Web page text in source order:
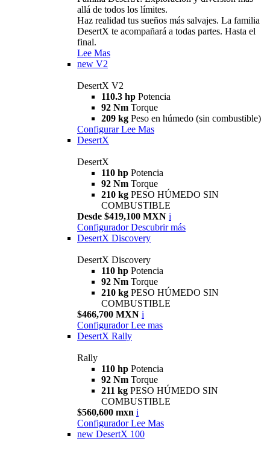
allá de todos los límites.
Haz realidad tus sueños más salvajes. La familia
DesertX te acompañará a todas partes. Hasta el
final.
Lee Mas
new V2
DesertX V2
110.3 hp Potencia
92 Nm Torque
209 kg Peso en húmedo (sin combustible)
Configurar Lee Mas
DesertX
DesertX
110 hp Potencia
92 Nm Torque
210 kg PESO HÚMEDO SIN
COMBUSTIBLE
Desde $419,100 MXN i
Configurador Descubrir más
DesertX Discovery
DesertX Discovery
110 hp Potencia
92 Nm Torque
210 kg PESO HÚMEDO SIN
COMBUSTIBLE
$466,700 MXN i
Configurador Lee mas
DesertX Rally
Rally
110 hp Potencia
92 Nm Torque
211 kg PESO HÚMEDO SIN
COMBUSTIBLE
$560,600 mxn i
Configurador Lee Mas
new DesertX 100